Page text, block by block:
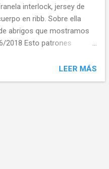
interlock, jersey de
en ribb. Sobre ella
abrigos que mostramos
2018 Esto patrones
ó Burda.de Instrucciones y
LEER MÁS